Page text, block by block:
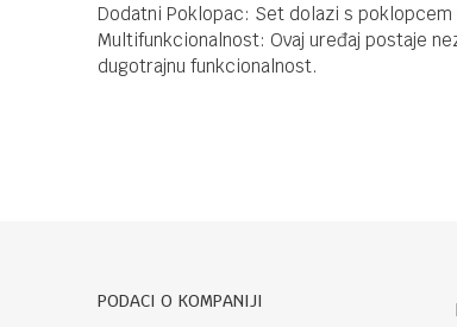
Dodatni Poklopac: Set dolazi s poklopcem
Multifunkcionalnost: Ovaj uređaj postaje
dugotrajnu funkcionalnost.
PODACI O KOMPANIJI